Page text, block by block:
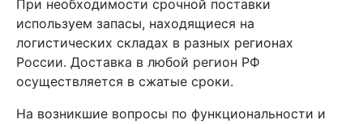
При необходимости срочной поставки
используем запасы, находящиеся на
логистических складах в разных регионах
России. Доставка в любой регион РФ
осуществляется в сжатые сроки.
На возникшие вопросы по функциональности и